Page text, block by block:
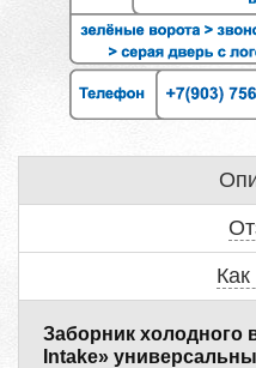
Как
Заборник холодного
Intake»